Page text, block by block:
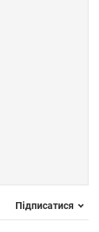
Підписатися